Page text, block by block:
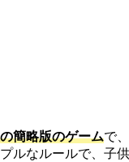
簡略版のゲームで
ルなルールで、子